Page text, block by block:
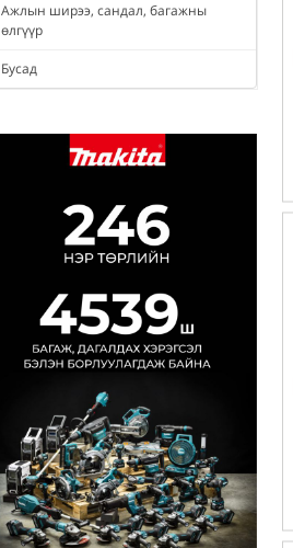
Ажлын ширээ, сандал, багажны
өлгүүр
Бусад